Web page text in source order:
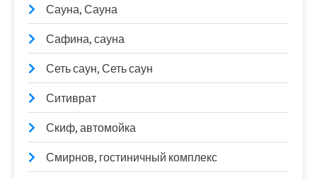
Сауна, Сауна
Сафина, сауна
Сеть саун, Сеть саун
Ситиврат
Скиф, автомойка
Смирнов, гостиничный комплекс